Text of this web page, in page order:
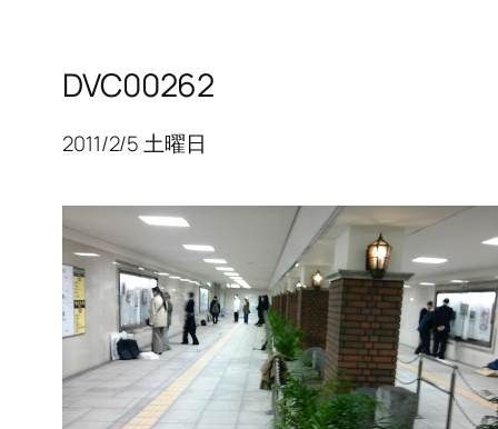
DVC00262
2011/2/5 土曜日